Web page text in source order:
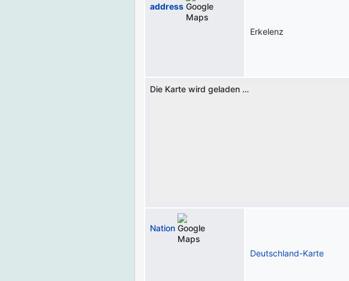
address
Erkelenz
Die Karte wird geladen …
Nation
Deutschland-Karte